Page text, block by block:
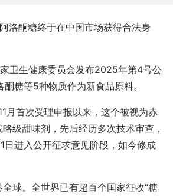
洛酮糖终于在中国市场获得合法身
卫生健康委员会发布2025年第4号公
糖等5种物质作为新食品原料。
月首次受理申报以来，这个被视为赤
级甜味剂，先后经历多次技术审查，
进入公开征求意见阶段，如今修成
球。全世界已有超百个国家征收“糖